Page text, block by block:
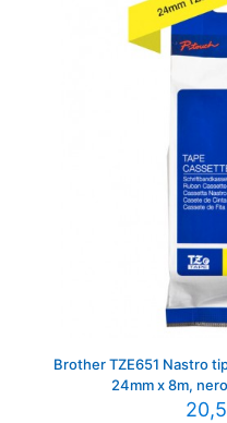
Brother TZE651 Nastro
24mm x 8m,